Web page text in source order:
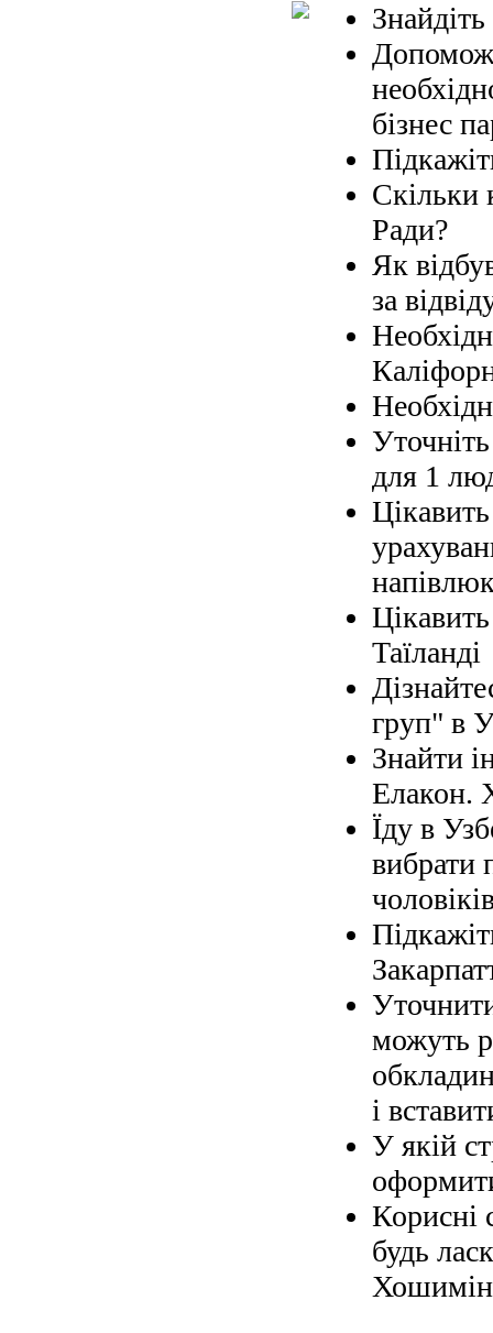
бізнес
Скільки
Ради?
Як
за
для 1
Таїланді
груп" в
Знайти
Елакон.
Їду в
вибрати
можуть
і
У якій
Корисні
будь